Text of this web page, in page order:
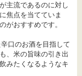
主流であるのに対し
焦点を当てていま
がおすすめです。
口のお酒を目指して
、米の旨味の引き出
みたくなるようなキ